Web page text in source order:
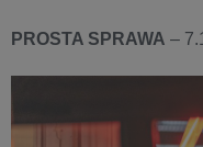
PROSTA SPRAWA –